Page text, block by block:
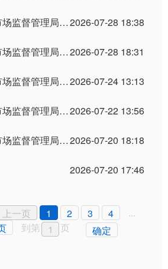
2026-07-28 18:38
产品质量监督抽查实施细则的公告
2026-07-28 18:31
信息公示（2026年第29期）
2026-07-24 13:13
业有限责任公司”的行政处罚公示
2026-07-22 13:56
信息公示（2026年第28期）
2026-07-20 18:18
风险控制通告的公示 (2026年第4期)
2026-07-20 17:46
上一页 1 2 3 4
...
到第 页 确定